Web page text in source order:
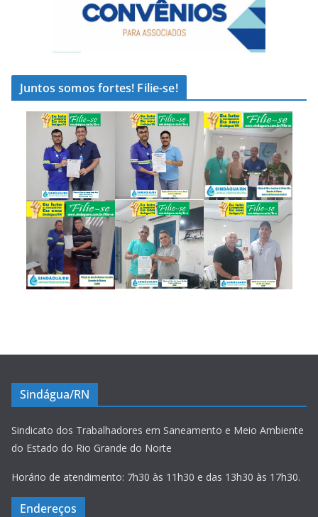
Juntos somos fortes! Filie-se!
Sindágua/RN
Sindicato dos Trabalhadores em Saneamento e Meio Ambiente
do Estado do Rio Grande do Norte
Horário de atendimento: 7h30 às 11h30 e das 13h30 às 17h30.
Endereços